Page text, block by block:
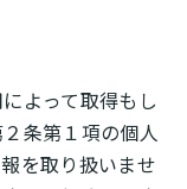
よって取得もし
条第１項の個人
を取り扱いませ